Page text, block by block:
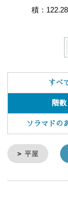
積：
すべ
階数
ソラマドの
平屋